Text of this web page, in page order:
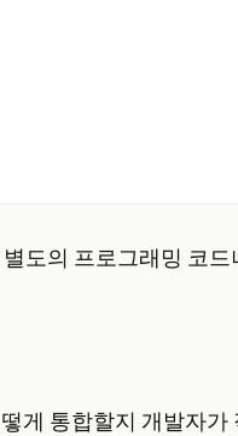
도의 프로그래밍 코드
게 통합할지 개발자가